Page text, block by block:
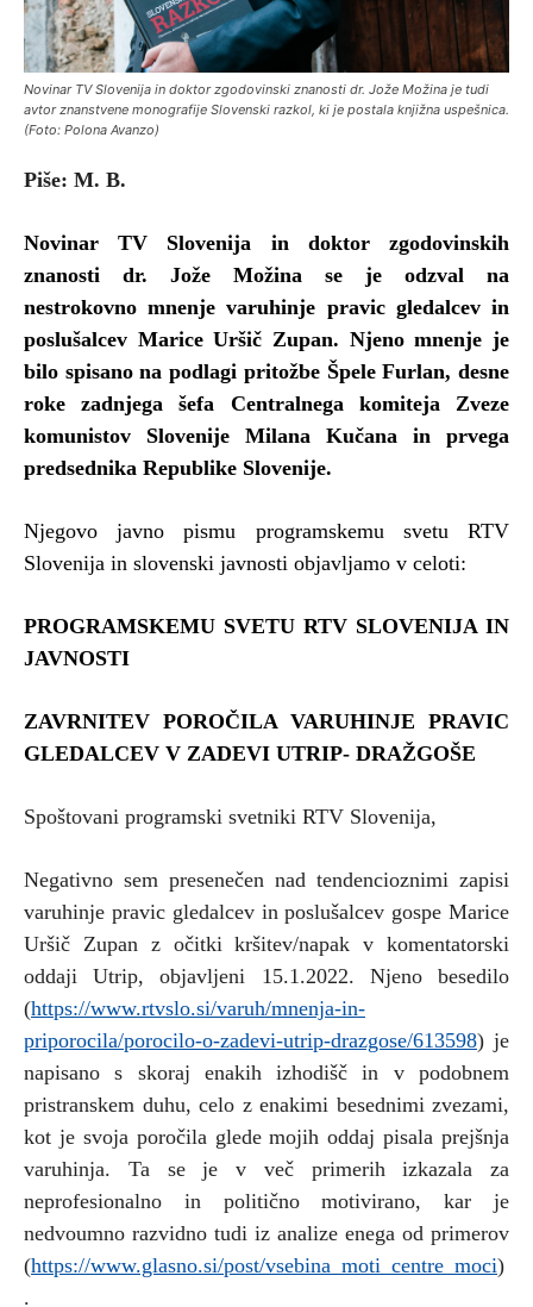
Novinar TV Slovenija in doktor zgodovinski znanosti dr. Jože Možina je tudi
avtor znanstvene monografije Slovenski razkol, ki je postala knjižna uspešnica.
(Foto: Polona Avanzo)
Piše: M. B.
Novinar TV Slovenija in doktor zgodovinskih
znanosti dr. Jože Možina se je odzval na
nestrokovno mnenje varuhinje pravic gledalcev in
poslušalcev Marice Uršič Zupan. Njeno mnenje je
bilo spisano na podlagi pritožbe Špele Furlan, desne
roke zadnjega šefa Centralnega komiteja Zveze
komunistov Slovenije Milana Kučana in prvega
predsednika Republike Slovenije.
Njegovo javno pismu programskemu svetu RTV
Slovenija in slovenski javnosti objavljamo v celoti:
PROGRAMSKEMU SVETU RTV SLOVENIJA IN
JAVNOSTI
ZAVRNITEV POROČILA VARUHINJE PRAVIC
GLEDALCEV V ZADEVI UTRIP- DRAŽGOŠE
Spoštovani programski svetniki RTV Slovenija,
Negativno sem presenečen nad tendencioznimi zapisi
varuhinje pravic gledalcev in poslušalcev gospe Marice
Uršič Zupan z očitki kršitev/napak v komentatorski
oddaji Utrip, objavljeni 15.1.2022. Njeno besedilo
(https://www.rtvslo.si/varuh/mnenja-in-
priporocila/porocilo-o-zadevi-utrip-drazgose/613598) je
napisano s skoraj enakih izhodišč in v podobnem
pristranskem duhu, celo z enakimi besednimi zvezami,
kot je svoja poročila glede mojih oddaj pisala prejšnja
varuhinja. Ta se je v več primerih izkazala za
neprofesionalno in politično motivirano, kar je
nedvoumno razvidno tudi iz analize enega od primerov
(https://www.glasno.si/post/vsebina_moti_centre_moci)
.